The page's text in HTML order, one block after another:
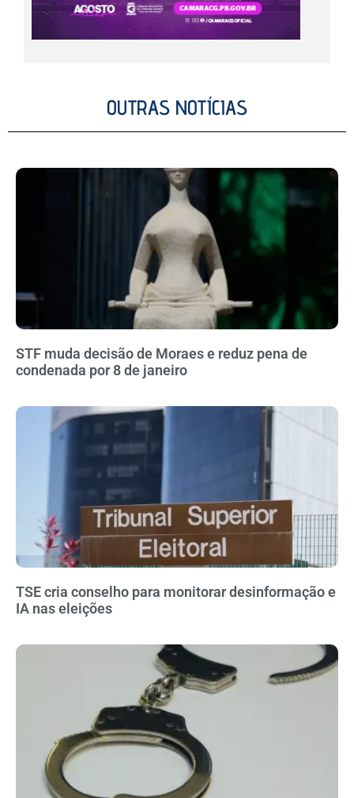
OUTRAS NOTÍCIAS
STF muda decisão de Moraes e reduz pena de
condenada por 8 de janeiro
TSE cria conselho para monitorar desinformação e
IA nas eleições